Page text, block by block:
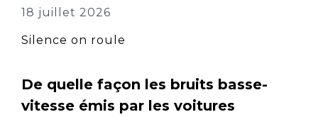
18 juillet 2026
Silence on roule
De quelle façon les bruits basse-
vitesse émis par les voitures